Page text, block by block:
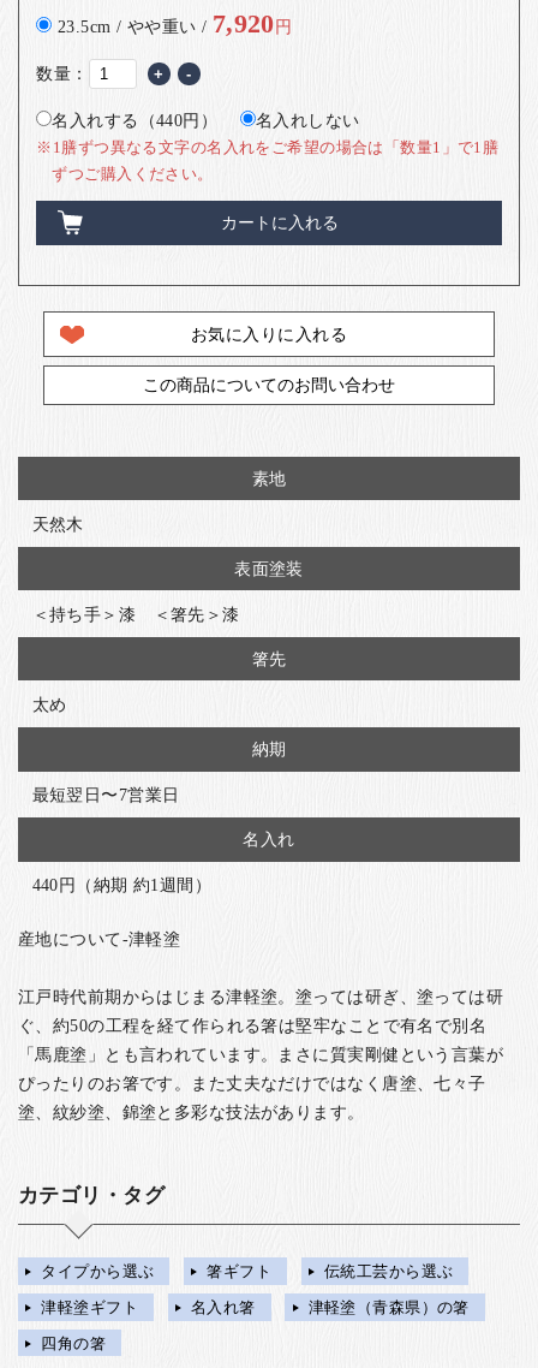
23.5cm / やや重い / 7,920円
数量： + -
名入れする（440円） 名入れしない
※1膳ずつ異なる文字の名入れをご希望の場合は「数量1」で1膳
ずつご購入ください。
カートに入れる
お気に入りに入れる
この商品についてのお問い合わせ
素地
天然木
表面塗装
＜持ち手＞漆 ＜箸先＞漆
箸先
太め
納期
最短翌日〜7営業日
名入れ
440円（納期 約1週間）
産地について-津軽塗
江戸時代前期からはじまる津軽塗。塗っては研ぎ、塗っては研
ぐ、約50の工程を経て作られる箸は堅牢なことで有名で別名
「馬鹿塗」とも言われています。まさに質実剛健という言葉が
ぴったりのお箸です。また丈夫なだけではなく唐塗、七々子
塗、紋紗塗、錦塗と多彩な技法があります。
カテゴリ・タグ
タイプから選ぶ 箸ギフト
伝統工芸から選ぶ
津軽塗ギフト
名入れ箸
津軽塗（青森県）の箸
四角の箸